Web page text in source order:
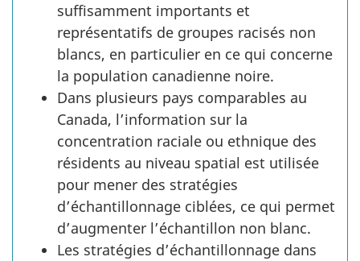
suffisamment importants et
représentatifs de groupes racisés non
blancs, en particulier en ce qui concerne
la population canadienne noire.
Dans plusieurs pays comparables au
Canada, l’information sur la
concentration raciale ou ethnique des
résidents au niveau spatial est utilisée
pour mener des stratégies
d’échantillonnage ciblées, ce qui permet
d’augmenter l’échantillon non blanc.
Les stratégies d’échantillonnage dans